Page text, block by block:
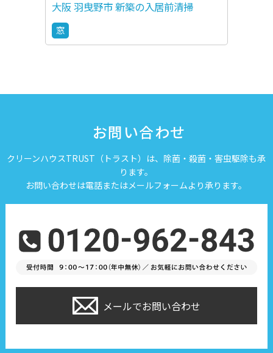
大阪 羽曳野市 新築の入居前清掃
窓
お問い合わせ
クリーンハウスTRUST（トラスト）は、除菌・殺菌・害虫駆除も承
ります。
お問い合わせは電話またはメールフォームより承ります。
メールでお問い合わせ